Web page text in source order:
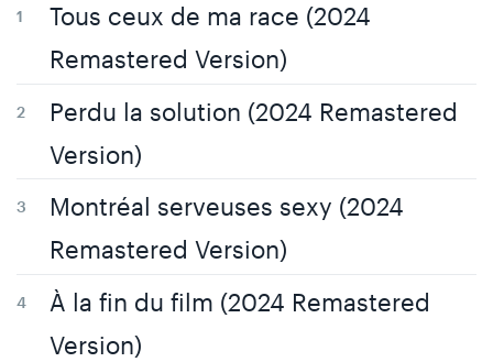
Tous ceux de ma race (2024
Remastered Version)
Perdu la solution (2024 Remastered
Version)
Montréal serveuses sexy (2024
Remastered Version)
À la fin du film (2024 Remastered
Version)